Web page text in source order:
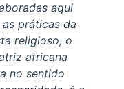
aqui
práticas da
religioso, o
africana
no sentido